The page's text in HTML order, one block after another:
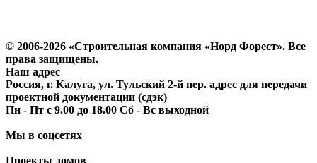
© 2006-2026 «Строительная компания «Норд Форест». Все
права защищены.
Наш адрес
Россия, г. Калуга, ул. Тульский 2-й пер. адрес для передачи
проектной документации (сдэк)
Пн - Пт с 9.00 до 18.00 Сб - Вс выходной
Мы в соцсетях
Проекты домов